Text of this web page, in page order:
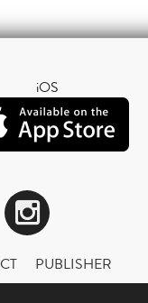
iOS
Instagram
PUBLISHER